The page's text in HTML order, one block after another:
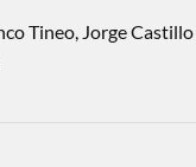
Tineo, Jorge